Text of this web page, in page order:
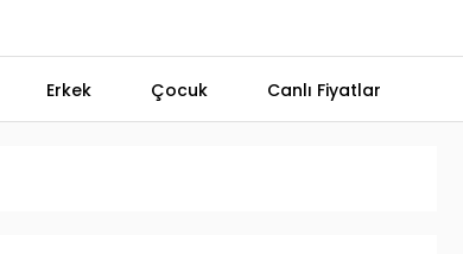
Erkek Çocuk Canlı Fiyatlar